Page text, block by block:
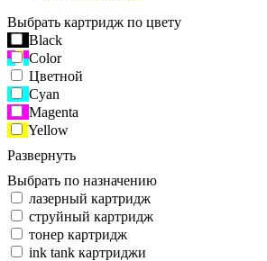
Выбрать картридж по цвету
Black
Color
Цветной
Cyan
Magenta
Yellow
Развернуть
Выбрать по назначению
лазерный картридж
струйный картридж
тонер картридж
ink tank картриджи